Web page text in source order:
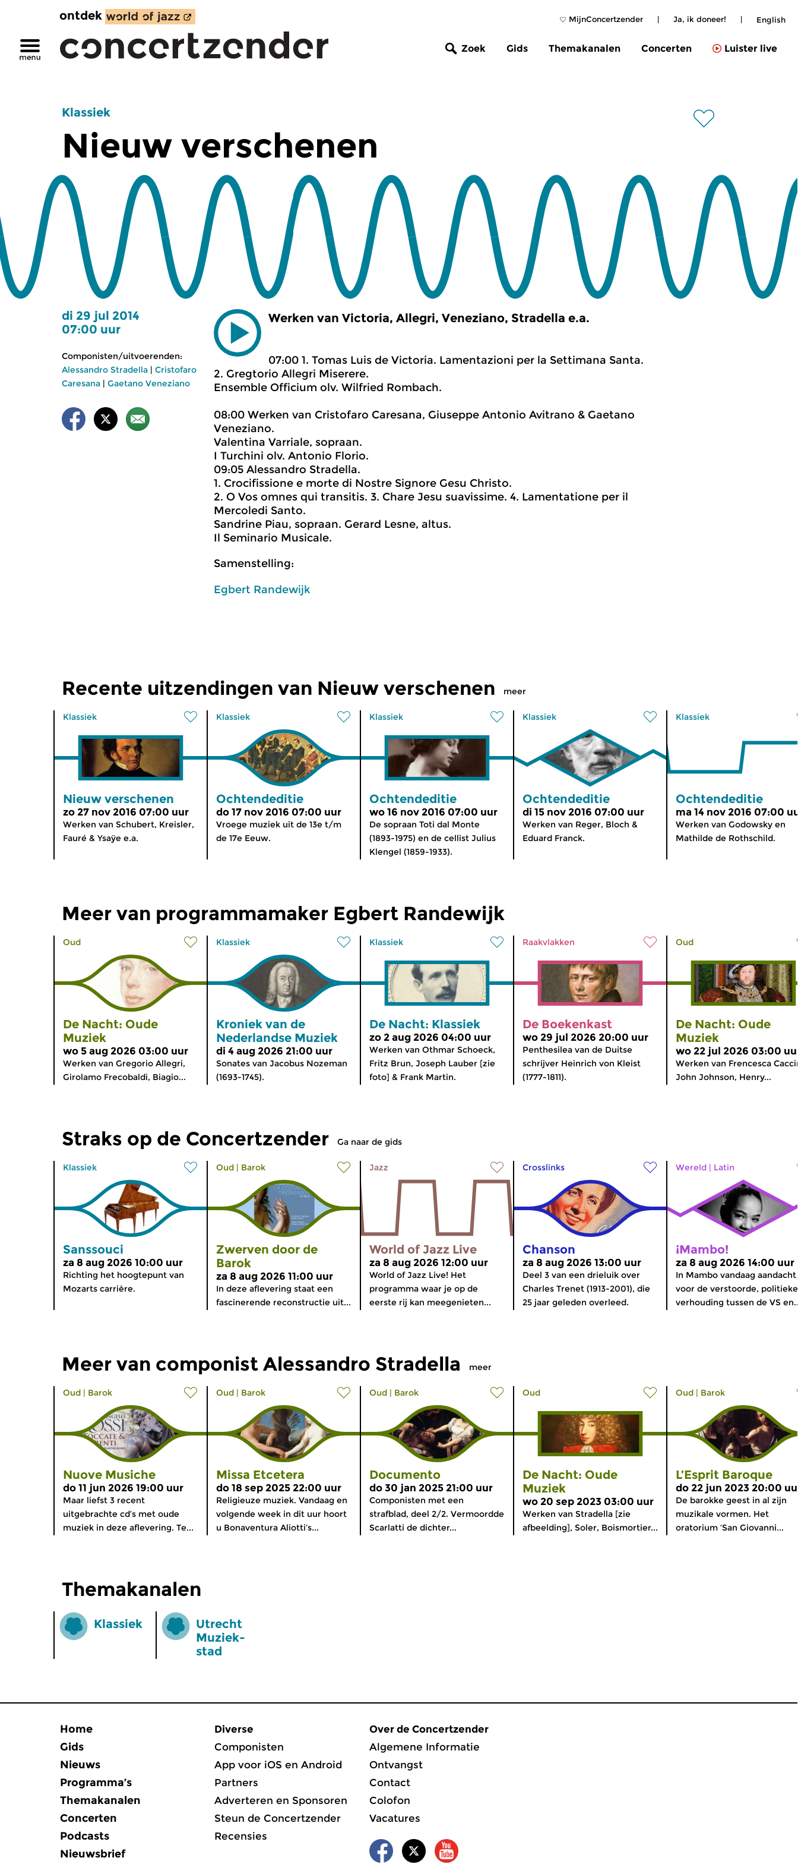
MijnConcertzender | Ja, ik doneer! | English
ontdek
Zoek Gids Themakanalen Concerten Luister live
Klassiek
Nieuw verschenen
di 29 jul 2014
07:00 uur
Componisten/uitvoerenden:
Alessandro Stradella | Cristofaro
Caresana | Gaetano Veneziano
Werken van Victoria, Allegri, Veneziano, Stradella e.a.
07:00 1. Tomas Luis de Victoria. Lamentazioni per la Settimana Santa.
2. Gregtorio Allegri Miserere.
Ensemble Officium olv. Wilfried Rombach.
08:00 Werken van Cristofaro Caresana, Giuseppe Antonio Avitrano & Gaetano
Veneziano.
Valentina Varriale, sopraan.
I Turchini olv. Antonio Florio.
09:05 Alessandro Stradella.
1. Crocifissione e morte di Nostre Signore Gesu Christo.
2. O Vos omnes qui transitis. 3. Chare Jesu suavissime. 4. Lamentatione per il
Mercoledi Santo.
Sandrine Piau, sopraan. Gerard Lesne, altus.
Il Seminario Musicale.
Samenstelling:
Egbert Randewijk
Recente uitzendingen van Nieuw verschenen meer
Klassiek
Nieuw verschenen
zo 27 nov 2016 07:00 uur
Werken van Schubert, Kreisler,
Fauré & Ysaÿe e.a.
Klassiek
Ochtendeditie
do 17 nov 2016 07:00 uur
Vroege muziek uit de 13e t/m
de 17e Eeuw.
Klassiek
Ochtendeditie
wo 16 nov 2016 07:00 uur
De sopraan Toti dal Monte
(1893-1975) en de cellist Julius
Klengel (1859-1933).
Klassiek
Ochtendeditie
di 15 nov 2016 07:00 uur
Werken van Reger, Bloch &
Eduard Franck.
Klassiek
Ochtendeditie
ma 14 nov 2016 07:00
Werken van Godowsky en
Mathilde de Rothschild.
Meer van programmamaker Egbert Randewijk
Oud
De Nacht: Oude
Muziek
wo 5 aug 2026 03:00 uur
Werken van Gregorio Allegri,
Girolamo Frecobaldi, Biagio...
Klassiek
Kroniek van de
Nederlandse Muziek
di 4 aug 2026 21:00 uur
Sonates van Jacobus Nozeman
(1693-1745).
Klassiek
De Nacht: Klassiek
zo 2 aug 2026 04:00 uur
Werken van Othmar Schoeck,
Fritz Brun, Joseph Lauber [zie
foto] & Frank Martin.
Raakvlakken
De Boekenkast
wo 29 jul 2026 20:00 uur
Penthesilea van de Duitse
schrijver Heinrich von Kleist
(1777-1811).
Oud
De Nacht: Oude
Muziek
wo 22 jul 2026 03:00
Werken van Frencesca
John Johnson, Henry...
Straks op de Concertzender Ga naar de gids
Klassiek
Sanssouci
za 8 aug 2026 10:00 uur
Richting het hoogtepunt van
Mozarts carrière.
Oud | Barok
Zwerven door de
Barok
za 8 aug 2026 11:00 uur
In deze aflevering staat een
fascinerende reconstructie uit...
Jazz
World of Jazz Live
za 8 aug 2026 12:00 uur
World of Jazz Live! Het
programma waar je op de
eerste rij kan meegenieten...
Crosslinks
Chanson
za 8 aug 2026 13:00 uur
Deel 3 van een drieluik over
Charles Trenet (1913-2001), die
25 jaar geleden overleed.
Wereld | Latin
¡Mambo!
za 8 aug 2026 14:00 uur
In Mambo vandaag aandacht
voor de verstoorde, politieke
verhouding tussen de VS
Meer van componist Alessandro Stradella meer
Oud | Barok
Nuove Musiche
do 11 jun 2026 19:00 uur
Maar liefst 3 recent
uitgebrachte cd’s met oude
muziek in deze aflevering. Te...
Oud | Barok
Missa Etcetera
do 18 sep 2025 22:00 uur
Religieuze muziek. Vandaag en
volgende week in dit uur hoort
u Bonaventura Aliotti’s...
Oud | Barok
Documento
do 30 jan 2025 21:00 uur
Componisten met een
strafblad, deel 2/2. Vermoordde
Scarlatti de dichter...
Oud
De Nacht: Oude
Muziek
wo 20 sep 2023 03:00 uur
Werken van Stradella [zie
afbeelding], Soler, Boismortier...
Oud | Barok
L’Esprit Baroque
do 22 jun 2023 20:00
De barokke geest in al zijn
muzikale vormen. Het
oratorium ‘San Giovanni...
Themakanalen
Klassiek
Utrecht
Muziek­
stad
Home
Gids
Nieuws
Programma’s
Themakanalen
Concerten
Podcasts
Nieuwsbrief
Diverse
Componisten
App voor iOS en Android
Partners
Adverteren en Sponsoren
Steun de Concertzender
Recensies
Over de Concertzender
Algemene Informatie
Ontvangst
Contact
Colofon
Vacatures